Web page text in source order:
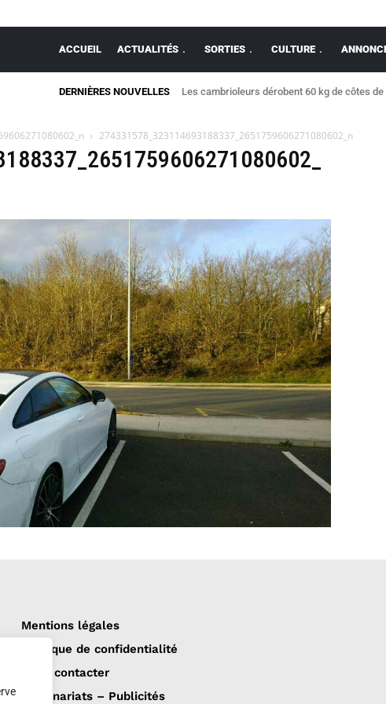
ACCUEIL ACTUALITÉS SORTIES CULTURE
DERNIÈRES NOUVELLES Les cambrioleurs dérobent 60 kg de côtes
274331578_323114693188337_2651759606271080602_n
Mentions légales
Politique de confidentialité
Nous contacter
Partenariats – Publicités